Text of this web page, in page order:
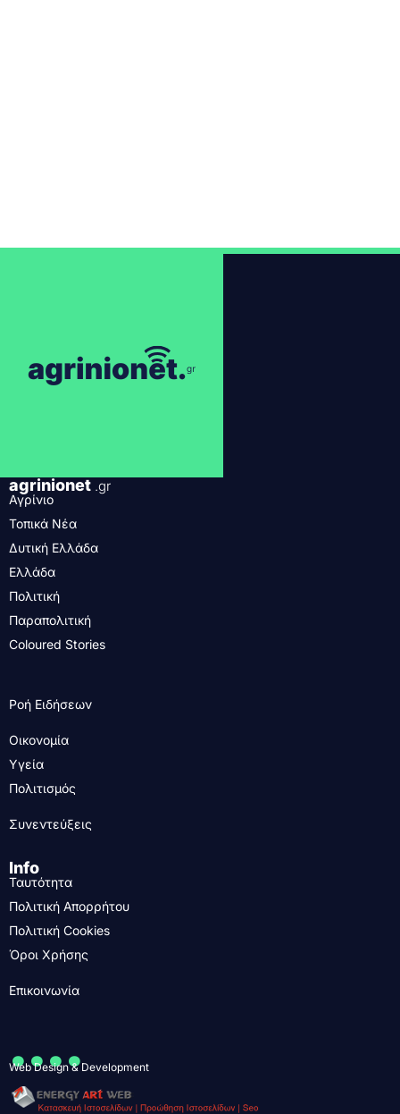
agrinionet .gr
Αγρίνιο
Τοπικά Νέα
Δυτική Ελλάδα
Ελλάδα
Πολιτική
Παραπολιτική
Coloured Stories
Ροή Ειδήσεων
Οικονομία
Υγεία
Πολιτισμός
Συνεντεύξεις
Info
Ταυτότητα
Πολιτική Απορρήτου
Πολιτική Cookies
Όροι Χρήσης
Επικοινωνία
....
Web Design & Development